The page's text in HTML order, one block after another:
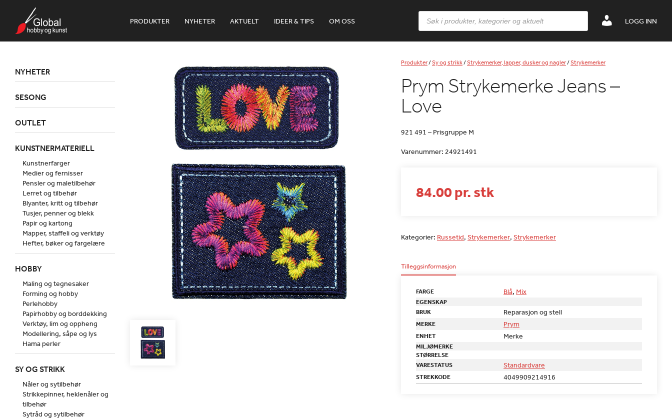
PRODUKTER NYHETER AKTUELT IDEER & TIPS OM OSS LOGG INN
Products
search
Produkter/Sy og strikk/Strykemerker, lapper, dusker og nagler/Strykemerker
Prym Strykemerke Jeans –
Love
921 491 – Prisgruppe M
Varenummer: 24921491
84.00 pr. stk
Kategorier: Russetid, Strykemerker, Strykemerker
Tilleggsinformasjon
FARGE Blå, Mix
EGENSKAP
BRUK
Reparasjon og stell
MERKE Prym
ENHET Merke
MILJØMERKE
STØRRELSE
VARESTATUS
Standardvare
STREKKODE 4049909214916
NYHETER
SESONG
OUTLET
KUNSTNERMATERIELL
Kunstnerfarger
Medier og fernisser
Pensler og maletilbehør
Lerret og tilbehør
Blyanter, kritt og tilbehør
Tusjer, penner og blekk
Papir og kartong
Mapper, staffeli og verktøy
Hefter, bøker og fargelære
HOBBY
Maling og tegnesaker
Forming og hobby
Perlehobby
Papirhobby og borddekking
Verktøy, lim og oppheng
Modellering, såpe og lys
Hama perler
SY OG STRIKK
Nåler og sytilbehør
Strikkepinner, heklenåler og
tilbehør
Sytråd og sytilbehør